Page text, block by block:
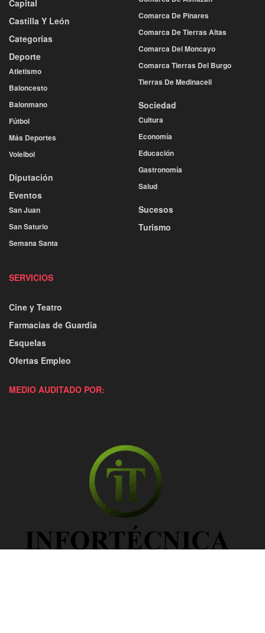
Capital
Castilla Y León
Categorías
Deporte
Atletismo
Baloncesto
Balonmano
Fútbol
Más Deportes
Voleibol
Diputación
Eventos
San Juan
San Saturio
Semana Santa
Comarca De Pinares
Comarca De Tierras Altas
Comarca Del Moncayo
Comarca Tierras Del Burgo
Tierras De Medinaceli
Sociedad
Cultura
Economía
Educación
Gastronomía
Salud
Sucesos
Turismo
SERVICIOS
Cine y Teatro
Farmacias de Guardia
Esquelas
Ofertas Empleo
MEDIO AUDITADO POR: